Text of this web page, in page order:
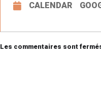
CALENDAR
Les commentaires sont